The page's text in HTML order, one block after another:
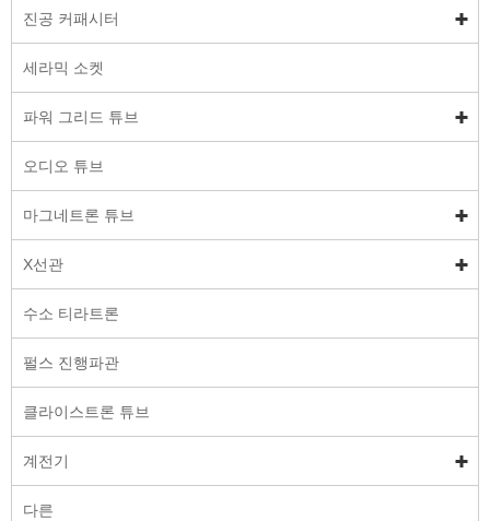
진공 커패시터
세라믹 소켓
파워 그리드 튜브
오디오 튜브
마그네트론 튜브
X선관
수소 티라트론
펄스 진행파관
클라이스트론 튜브
계전기
다른